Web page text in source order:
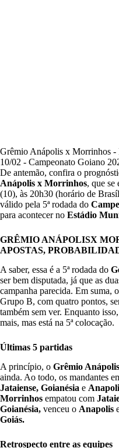
Grêmio Anápolis x Morrinhos -
10/02 - Campeonato Goiano
De antemão, confira o
Anápolis x Morrinhos, que se
(10), às 20h30 (horário de
válido pela 5ª rodada do
para acontecer no Estádio
GRÊMIO ANÁPOLISX
APOSTAS,
A saber, essa é a 5ª rodada do
ser bem disputada, já que as
campanha parecida. Em suma, o
Grupo B, com quatro pontos,
também sem ver. Enquanto isso,
mais, mas está na 5ª colocação.
Últimas 5 partidas
A princípio, o Grêmio Anápolis
ainda. Ao todo, os mandantes
Jataiense, Goianésia e A
Morrinhos empatou com
Goianésia, venceu o Anapolis
Goiás.
Retrospecto entre as equipes